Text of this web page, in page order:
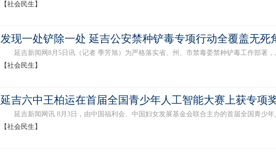
【社会民生】
发现一处铲除一处 延吉公安禁种铲毒专项行动全覆盖无死
延吉新闻网8月5日讯（记者 季芳旭）为严格落实省、州、市禁毒委禁种铲毒工作部署
【社会民生】
延吉六中王柏运在首届全国青少年人工智能大赛上获专项
延吉新闻网讯 8月3日，由中国福利会、中国妇女发展基金会联合主办的首届全国青少
【社会民生】